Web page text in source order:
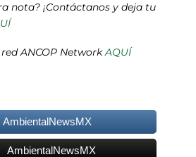
nota? ¡Contáctanos y deja tu
ANCOP NetworkAQUÍ
AmbientalNewsMX
AmbientalNewsMX